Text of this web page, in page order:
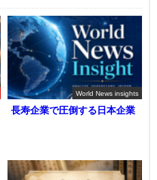
World News insights
長寿企業で圧倒する日本企業